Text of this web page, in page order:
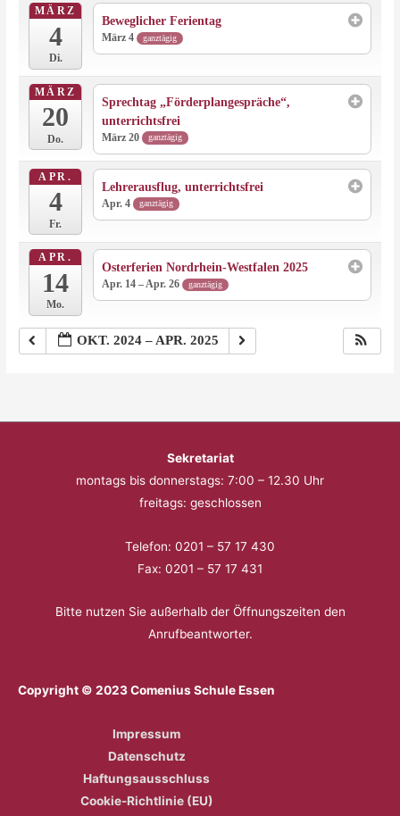
MÄRZ
4
Di.
Beweglicher Ferientag
März 4 ganztägig
MÄRZ
20
Do.
Sprechtag „Förderplangespräche“,
unterrichtsfrei
März 20 ganztägig
APR.
4
Fr.
Lehrerausflug, unterrichtsfrei
Apr. 4 ganztägig
APR.
14
Mo.
Osterferien Nordrhein-Westfalen 2025
Apr. 14 – Apr. 26 ganztägig
OKT. 2024 – APR. 2025
Sekretariat
montags bis donnerstags: 7:00 – 12.30 Uhr
freitags: geschlossen
Telefon: 0201 – 57 17 430
Fax: 0201 – 57 17 431
Bitte nutzen Sie außerhalb der Öffnungszeiten den
Anrufbeantworter.
Copyright © 2023 Comenius Schule Essen
Impressum
Datenschutz
Haftungsausschluss
Cookie-Richtlinie (EU)